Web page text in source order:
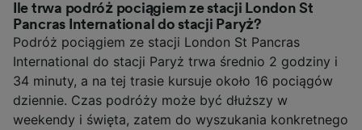
Ile trwa podróż pociągiem ze stacji London St
Pancras International do stacji Paryż?
Podróż pociągiem ze stacji London St Pancras
International do stacji Paryż trwa średnio 2 godziny i
34 minuty, a na tej trasie kursuje około 16 pociągów
dziennie. Czas podróży może być dłuższy w
weekendy i święta, zatem do wyszukania konkretnego